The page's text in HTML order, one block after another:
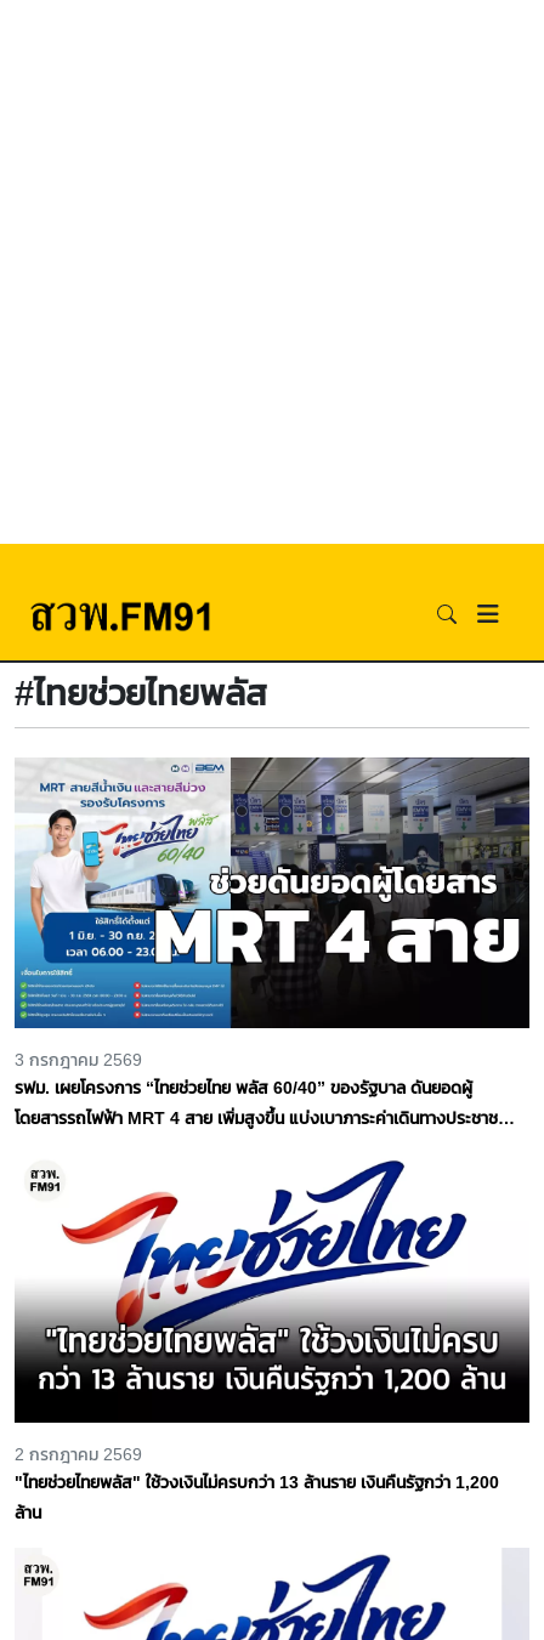
#ไทยช่วยไทยพลัส
3 กรกฎาคม 2569
รฟม. เผยโครงการ “ไทยช่วยไทย พลัส 60/40” ของรัฐบาล ดันยอดผู้
โดยสารรถไฟฟ้า MRT 4 สาย เพิ่มสูงขึ้น แบ่งเบาภาระค่าเดินทางประชาชน
2 กรกฎาคม 2569
"ไทยช่วยไทยพลัส" ใช้วงเงินไม่ครบกว่า 13 ล้านราย เงินคืนรัฐกว่า 1,200
ล้าน